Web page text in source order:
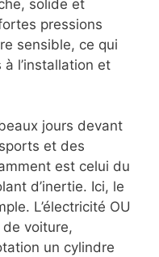
solide et
pressions
sensible, ce qui
l’installation et
jours devant
et des
est celui du
d’inertie. Ici, le
L’électricité OU
voiture,
un cylindre